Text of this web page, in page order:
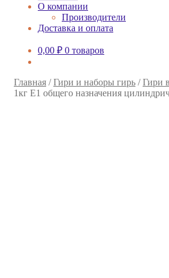
О компании
Производители
Доставка и оплата
0,00 ₽ 0 товаров
Главная /Гири и наборы гирь /Гири
1кг E1 общего назначения